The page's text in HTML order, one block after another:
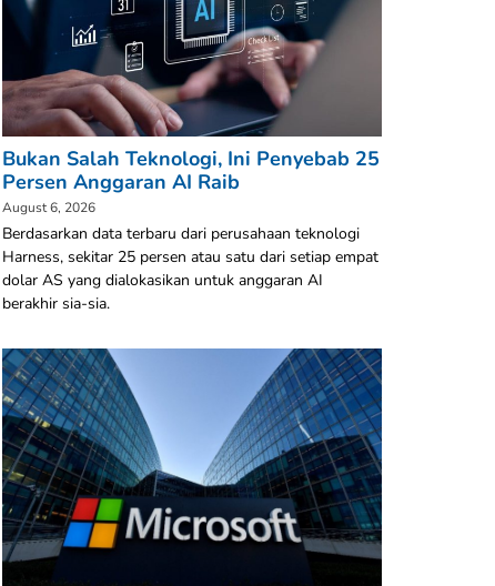
Bukan Salah Teknologi, Ini Penyebab 25
Persen Anggaran AI Raib
August 6, 2026
Berdasarkan data terbaru dari perusahaan teknologi
Harness, sekitar 25 persen atau satu dari setiap empat
dolar AS yang dialokasikan untuk anggaran AI
berakhir sia-sia.